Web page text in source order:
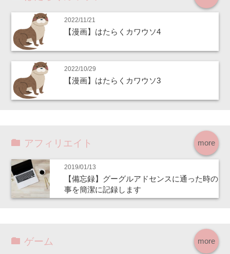
2022/11/21
【漫画】はたらくカワウソ4
2022/10/29
【漫画】はたらくカワウソ3
more
アフィリエイト
2019/01/13
【備忘録】グーグルアドセンスに通った時の
事を簡潔に記録します
more
ゲーム